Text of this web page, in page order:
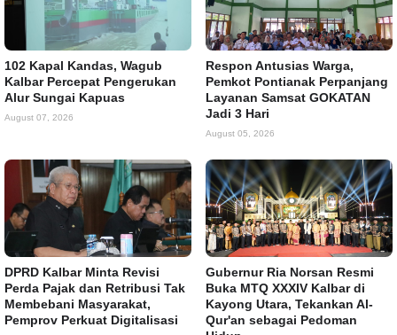
102 Kapal Kandas, Wagub
Kalbar Percepat Pengerukan
Alur Sungai Kapuas
August 07, 2026
Respon Antusias Warga,
Pemkot Pontianak Perpanjang
Layanan Samsat GOKATAN
Jadi 3 Hari
August 05, 2026
DPRD Kalbar Minta Revisi
Perda Pajak dan Retribusi Tak
Membebani Masyarakat,
Pemprov Perkuat Digitalisasi
Gubernur Ria Norsan Resmi
Buka MTQ XXXIV Kalbar di
Kayong Utara, Tekankan Al-
Qur'an sebagai Pedoman